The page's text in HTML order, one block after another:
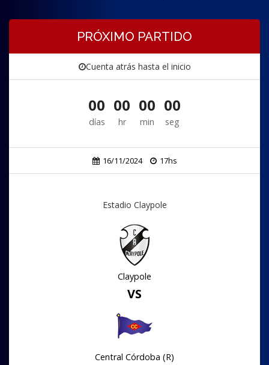
PRÓXIMO PARTIDO
Cuenta atrás hasta el inicio
00
días
00
hr
00
min
00
seg
16/11/2024 17hs
Estadio Claypole
Claypole
VS
Central Córdoba (R)